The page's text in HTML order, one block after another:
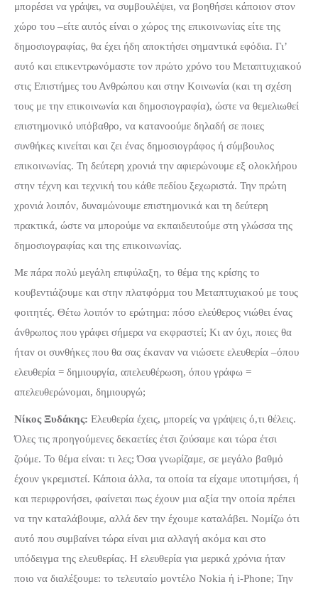
μπορέσει να γράψει, να συμβουλέψει, να βοηθήσει κάποιον στον
χώρο του –είτε αυτός είναι ο χώρος της επικοινωνίας είτε της
δημοσιογραφίας, θα έχει ήδη αποκτήσει σημαντικά εφόδια. Γι’
αυτό και επικεντρωνόμαστε τον πρώτο χρόνο του Μεταπτυχιακού
στις Επιστήμες του Ανθρώπου και στην Κοινωνία (και τη σχέση
τους με την επικοινωνία και δημοσιογραφία), ώστε να θεμελιωθεί
επιστημονικό υπόβαθρο, να κατανοούμε δηλαδή σε ποιες
συνθήκες κινείται και ζει ένας δημοσιογράφος ή σύμβουλος
επικοινωνίας. Τη δεύτερη χρονιά την αφιερώνουμε εξ ολοκλήρου
στην τέχνη και τεχνική του κάθε πεδίου ξεχωριστά. Την πρώτη
χρονιά λοιπόν, δυναμώνουμε επιστημονικά και τη δεύτερη
πρακτικά, ώστε να μπορούμε να εκπαιδευτούμε στη γλώσσα της
δημοσιογραφίας και της επικοινωνίας.
Με πάρα πολύ μεγάλη επιφύλαξη, το θέμα της κρίσης το
κουβεντιάζουμε και στην πλατφόρμα του Μεταπτυχιακού με τους
φοιτητές. Θέτω λοιπόν το ερώτημα: πόσο ελεύθερος νιώθει ένας
άνθρωπος που γράφει σήμερα να εκφραστεί; Κι αν όχι, ποιες θα
ήταν οι συνθήκες που θα σας έκαναν να νιώσετε ελευθερία –όπου
ελευθερία = δημιουργία, απελευθέρωση, όπου γράφω =
απελευθερώνομαι, δημιουργώ;
Νίκος Ξυδάκης: Ελευθερία έχεις, μπορείς να γράψεις ό,τι θέλεις.
Όλες τις προηγούμενες δεκαετίες έτσι ζούσαμε και τώρα έτσι
ζούμε. Το θέμα είναι: τι λες; Όσα γνωρίζαμε, σε μεγάλο βαθμό
έχουν γκρεμιστεί. Κάποια άλλα, τα οποία τα είχαμε υποτιμήσει, ή
και περιφρονήσει, φαίνεται πως έχουν μια αξία την οποία πρέπει
να την καταλάβουμε, αλλά δεν την έχουμε καταλάβει. Νομίζω ότι
αυτό που συμβαίνει τώρα είναι μια αλλαγή ακόμα και στο
υπόδειγμα της ελευθερίας. Η ελευθερία για μερικά χρόνια ήταν
ποιο να διαλέξουμε: το τελευταίο μοντέλο Nokia ή i-Phone; Την